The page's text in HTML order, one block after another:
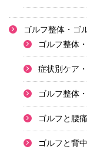
ゴルフ整体・ゴ
ゴルフ整体
症状別ケア
ゴルフ整体
ゴルフと腰痛
ゴルフと背